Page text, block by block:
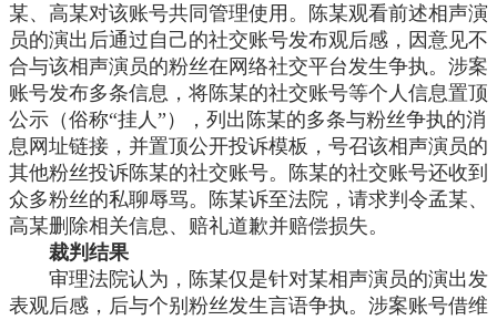
某、高某对该账号共同管理使用。陈某观看前述相声演
员的演出后通过自己的社交账号发布观后感，因意见不
合与该相声演员的粉丝在网络社交平台发生争执。涉案
账号发布多条信息，将陈某的社交账号等个人信息置顶
公示（俗称“挂人”），列出陈某的多条与粉丝争执的消
息网址链接，并置顶公开投诉模板，号召该相声演员的
其他粉丝投诉陈某的社交账号。陈某的社交账号还收到
众多粉丝的私聊辱骂。陈某诉至法院，请求判令孟某、
高某删除相关信息、赔礼道歉并赔偿损失。
裁判结果
审理法院认为，陈某仅是针对某相声演员的演出发
表观后感，后与个别粉丝发生言语争执。涉案账号借维